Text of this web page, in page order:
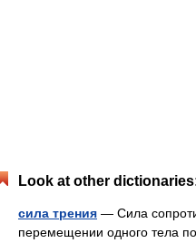
Look at other
сила трения — Сила
перемещении одного тела